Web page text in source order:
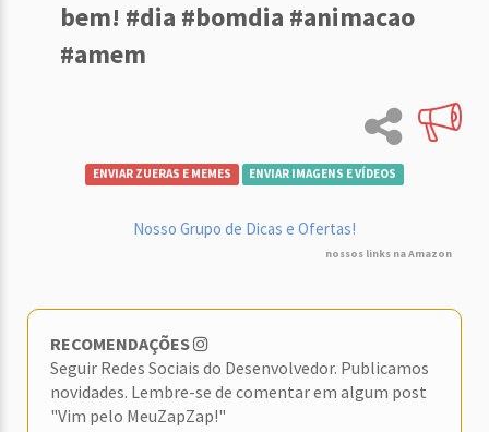
bem! #dia #bomdia #animacao
#amem
ENVIAR ZUERAS E MEMES ENVIAR IMAGENS E VÍDEOS
Nosso Grupo de Dicas e Ofertas!
nossos links na Amazon
RECOMENDAÇÕES
Seguir Redes Sociais do Desenvolvedor. Publicamos
novidades. Lembre-se de comentar em algum post
"Vim pelo MeuZapZap!"